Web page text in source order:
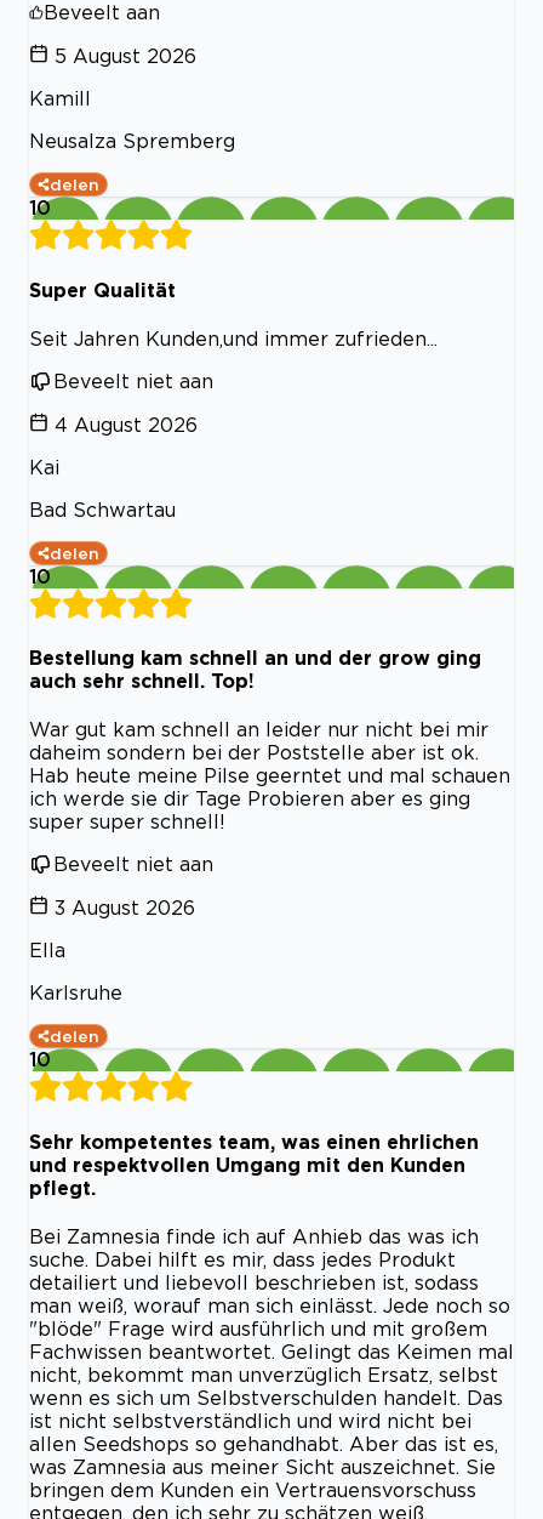
Beveelt aan
5 August 2026
Kamill
Neusalza Spremberg
delen
10
Super Qualität
Seit Jahren Kunden,und immer zufrieden...
Beveelt niet aan
4 August 2026
Kai
Bad Schwartau
delen
10
Bestellung kam schnell an und der grow ging
auch sehr schnell. Top!
War gut kam schnell an leider nur nicht bei mir
daheim sondern bei der Poststelle aber ist ok.
Hab heute meine Pilse geerntet und mal schauen
ich werde sie dir Tage Probieren aber es ging
super super schnell!
Beveelt niet aan
3 August 2026
Ella
Karlsruhe
delen
10
Sehr kompetentes team, was einen ehrlichen
und respektvollen Umgang mit den Kunden
pflegt.
Bei Zamnesia finde ich auf Anhieb das was ich
suche. Dabei hilft es mir, dass jedes Produkt
detailiert und liebevoll beschrieben ist, sodass
man weiß, worauf man sich einlässt. Jede noch so
"blöde" Frage wird ausführlich und mit großem
Fachwissen beantwortet. Gelingt das Keimen mal
nicht, bekommt man unverzüglich Ersatz, selbst
wenn es sich um Selbstverschulden handelt. Das
ist nicht selbstverständlich und wird nicht bei
allen Seedshops so gehandhabt. Aber das ist es,
was Zamnesia aus meiner Sicht auszeichnet. Sie
bringen dem Kunden ein Vertrauensvorschuss
entgegen, den ich sehr zu schätzen weiß.